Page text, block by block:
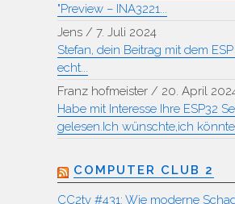
"Preview – INA3221...
Jens / 7. Juli 2024
Stefan, dein Beitrag mit dem
echt...
Franz hofmeister / 20. April
Habe mit Interesse Ihre ESP32
gelesen.Ich wünschte,ich könnte
COMPUTER CLUB 2
CC2tv #431: Wie moderne